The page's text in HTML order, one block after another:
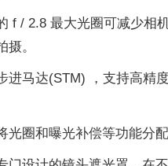
f / 2.8 最大光圈可减少相
摄。
进马达(STM) ，支持高精
光圈和曝光补偿等功能分配